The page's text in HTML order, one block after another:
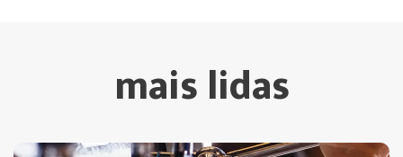
mais lidas